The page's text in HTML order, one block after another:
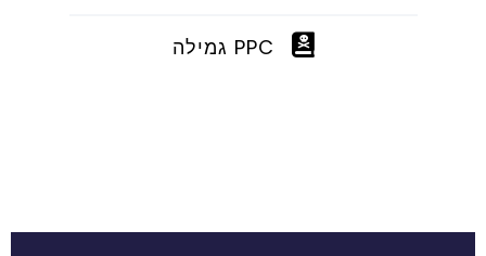
PPC גמילה